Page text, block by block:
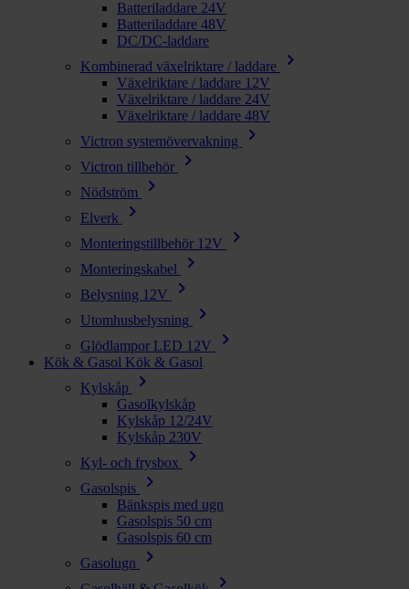
Batteriladdare 24V
Batteriladdare 48V
DC/DC-laddare
Kombinerad växelriktare / laddare
chevron_right
Växelriktare / laddare 12V
Växelriktare / laddare 24V
Växelriktare / laddare 48V
Victron systemövervakning
chevron_right
Victron tillbehör chevron_right
Nödström chevron_right
Elverk chevron_right
Monteringstillbehör 12V chevron_right
Monteringskabel chevron_right
Belysning 12V chevron_right
Utomhusbelysning chevron_right
Glödlampor LED 12V chevron_right
Kök & Gasol Kök & Gasol
Kylskåp
chevron_right
Gasolkylskåp
Kylskåp 12/24V
Kylskåp 230V
Kyl- och frysbox
chevron_right
Gasolspis chevron_right
Bänkspis med ugn
Gasolspis 50 cm
Gasolspis 60 cm
Gasolugn
chevron_right
chevron_right